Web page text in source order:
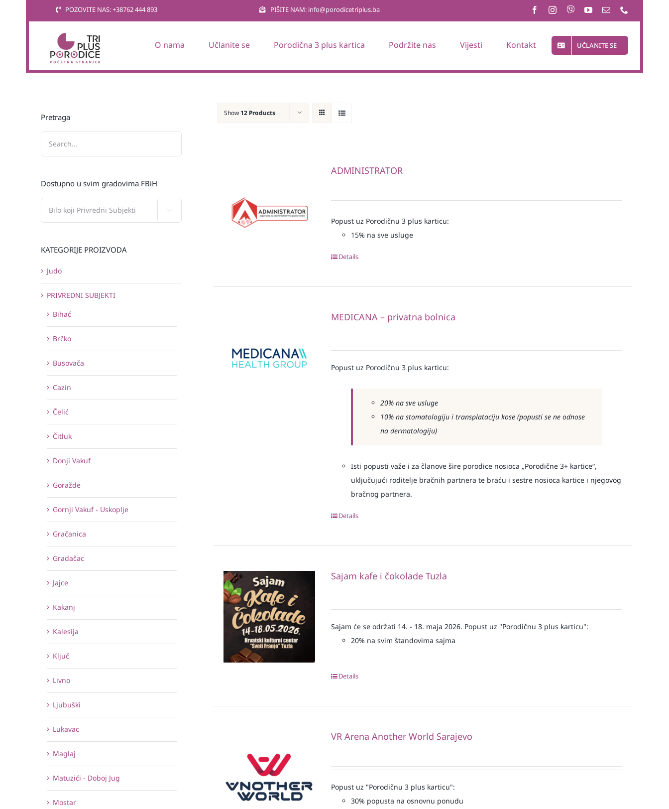
POZOVITE NAS: +38762 444 893 PIŠITE NAM: info@porodicetriplus.ba
O nama Učlanite se Porodična 3 plus kartica Podržite nas Vijesti Kontakt UČLANITE SE
Show 12 Products
ADMINISTRATOR
Popust uz Porodičnu 3 plus karticu:
15% na sve usluge
Details
MEDICANA – privatna bolnica
Popust uz Porodičnu 3 plus karticu:
20% na sve usluge
10% na stomatologiju i transplataciju kose (popusti se ne odnose
na dermatologiju)
Isti popusti važe i za članove šire porodice nosioca „Porodične 3+ kartice“,
uključujući roditelje bračnih partnera te braću i sestre nosioca kartice i njegovog
bračnog partnera.
Details
Sajam kafe i čokolade Tuzla
Sajam će se održati 14. - 18. maja 2026. Popust uz "Porodičnu 3 plus karticu":
20% na svim štandovima sajma
Details
VR Arena Another World Sarajevo
Popust uz "Porodičnu 3 plus karticu":
30% popusta na osnovnu ponudu
Pretraga
Dostupno u svim gradovima FBiH
KATEGORIJE PROIZVODA
Judo
PRIVREDNI SUBJEKTI
Bihać
Brčko
Busovača
Cazin
Čelić
Čitluk
Donji Vakuf
Goražde
Gornji Vakuf - Uskoplje
Gračanica
Gradačac
Jajce
Kakanj
Kalesija
Ključ
Livno
Ljubuški
Lukavac
Maglaj
Matuzići - Doboj Jug
Mostar